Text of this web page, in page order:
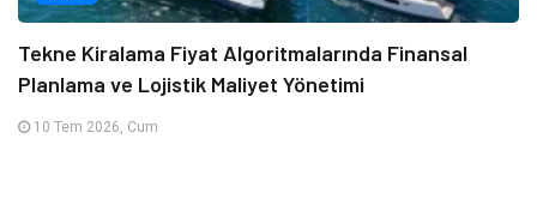
Tekne Kiralama Fiyat Algoritmalarında Finansal
Planlama ve Lojistik Maliyet Yönetimi
10 Tem 2026, Cum